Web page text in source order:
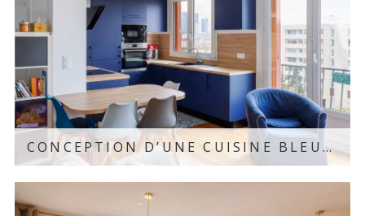
CONCEPTION D’UNE CUISINE BLEUE – LA GARENNE-COLOMBES, 92
Découvrir le projet